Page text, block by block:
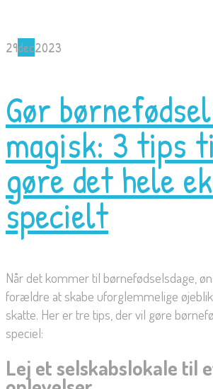
29dec2023
Gør
magisk: 3 tips
gøre det hele
specielt
Når det kommer til børnefødselsdage,
forældre at skabe uforglemmelige
skatte. Her er tre tips, der vil gøre
speciel:
Lej et selskabslokale til